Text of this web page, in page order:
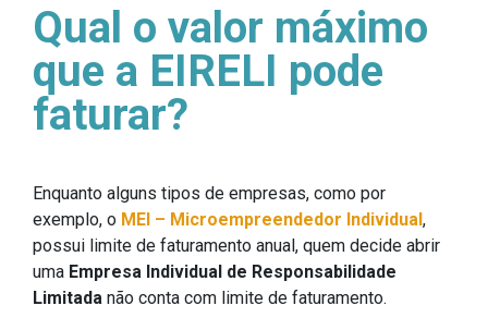
Qual o valor máximo
que a EIRELI pode
faturar?
Enquanto alguns tipos de empresas, como por
exemplo, o MEI – Microempreendedor Individual,
possui limite de faturamento anual, quem decide abrir
uma Empresa Individual de Responsabilidade
Limitada não conta com limite de faturamento.